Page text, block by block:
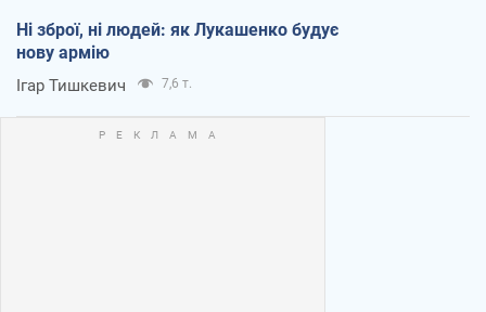
Ні зброї, ні людей: як Лукашенко будує
нову армію
Ігар Тишкевич 7,6 т.